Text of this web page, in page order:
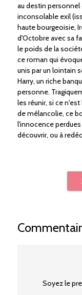
au destin
inconsolable exil
haute bourgeoisie,
d'Octobre avec sa
le poids de la
ce roman qui
unis par un lointain
Harry, un riche
personne.
les réunir, si ce
de mélancolie, ce
l'innocence
découvrir, ou à
Soyez le